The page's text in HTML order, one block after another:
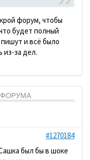
форум, чтобы
будет полный
и всё было
из-за дел.
ФОРУМА
#1270184
был бы в шоке